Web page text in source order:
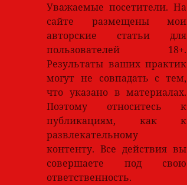
Уважаемые посетители. На
сайте размещены мои
авторские статьи для
пользователей 18+.
Результаты ваших практик
могут не совпадать с тем,
что указано в материалах.
Поэтому относитесь к
публикациям, как к
развлекательному
контенту. Все действия вы
совершаете под свою
ответственность.